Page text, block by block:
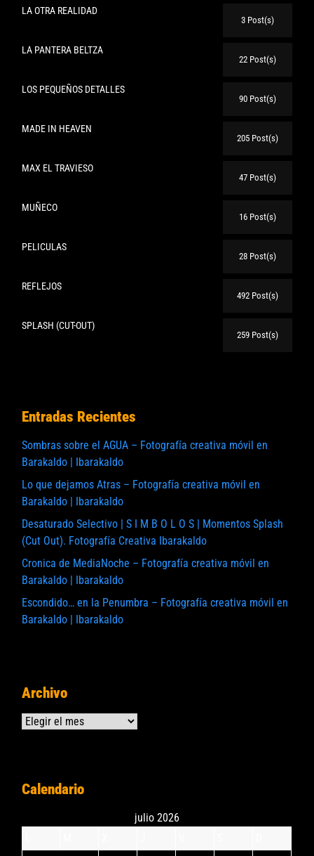
LA OTRA REALIDAD
3 Post(s)
LA PANTERA BELTZA
22 Post(s)
LOS PEQUEÑOS DETALLES
90 Post(s)
MADE IN HEAVEN
205 Post(s)
MAX EL TRAVIESO
47 Post(s)
MUÑECO
16 Post(s)
PELICULAS
28 Post(s)
REFLEJOS
492 Post(s)
SPLASH (CUT-OUT)
259 Post(s)
Entradas Recientes
Sombras sobre el AGUA – Fotografía creativa móvil en
Barakaldo | Ibarakaldo
Lo que dejamos Atras – Fotografía creativa móvil en
Barakaldo | Ibarakaldo
Desaturado Selectivo | S I M B O L O S | Momentos Splash
(Cut Out). Fotografía Creativa Ibarakaldo
Cronica de MediaNoche – Fotografía creativa móvil en
Barakaldo | Ibarakaldo
Escondido… en la Penumbra – Fotografía creativa móvil en
Barakaldo | Ibarakaldo
Archivo
Archivos
Calendario
julio 2026